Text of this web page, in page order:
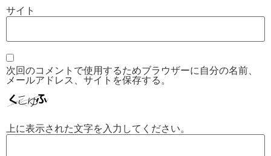
サイト
次回のコメントで使用するためブラウザーに自分の名前、
メールアドレス、サイトを保存する。
上に表示された文字を入力してください。